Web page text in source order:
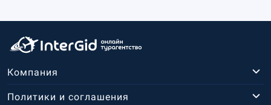
Компания
Политики и соглашения